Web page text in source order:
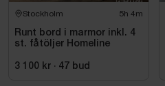
Stockholm 5h 4m
Runt bord i marmor inkl. 4
st. fåtöljer Homeline
3 100 kr · 47 bud